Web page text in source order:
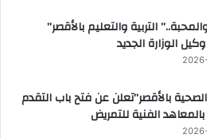
التربية والتعليم بالأقصر”
الوزارة الجديد
الصحية بالأقصر”تعلن عن فتح باب التقدم
بالمعاهد الفنية للتمريض